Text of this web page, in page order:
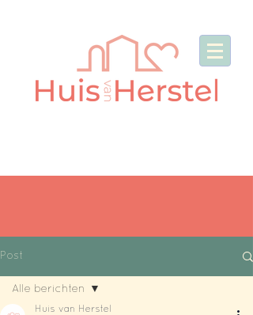
Post
Alle berichten
Huis van Herstel